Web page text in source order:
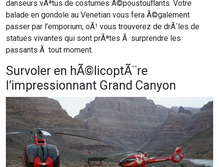
danseurs vÃªtus de costumes Ã©poustouflants. Votre
balade en gondole au Venetian vous fera Ã©galement
passer par l’emporium, oÃ¹ vous trouverez de drÃ´les de
statues vivantes qui sont prÃªtes Ã surprendre les
passants Ã tout moment.
Survoler en hÃ©licoptÃ¨re
l’impressionnant Grand Canyon